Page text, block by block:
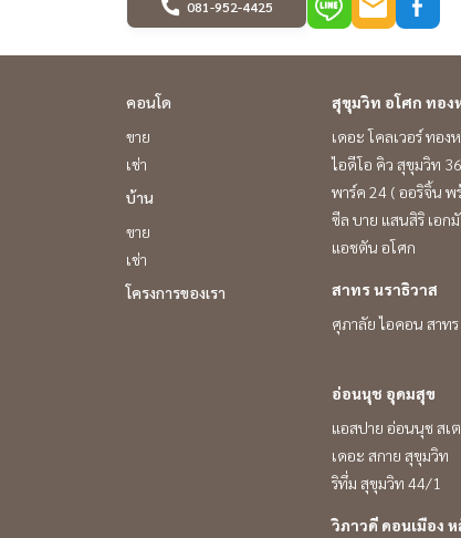
081-952-4425
คอนโด
ขาย
เช่า
บ้าน
ขาย
เช่า
โครงการของเรา
สุขุมวิท อโศก ทอง
เดอะ โคลเวอร์ ทอง
ไอดีโอ คิว สุขุมวิท 36
พาร์ค 24 ( ออริจิ้น พ
ซีล บาย แสนสิริ เอก
แอชตัน อโศก
สาทร นราธิวาส
ศุภาลัย ไอคอน สาทร
อ่อนนุช อุดมสุข
แอสปาย อ่อนนุช สเ
เดอะ สกาย สุขุมวิท
ริทึ่ม สุขุมวิท 44/1
วิภาวดี ดอนเมือง